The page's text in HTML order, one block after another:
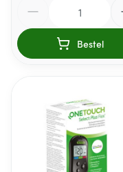
Bestel